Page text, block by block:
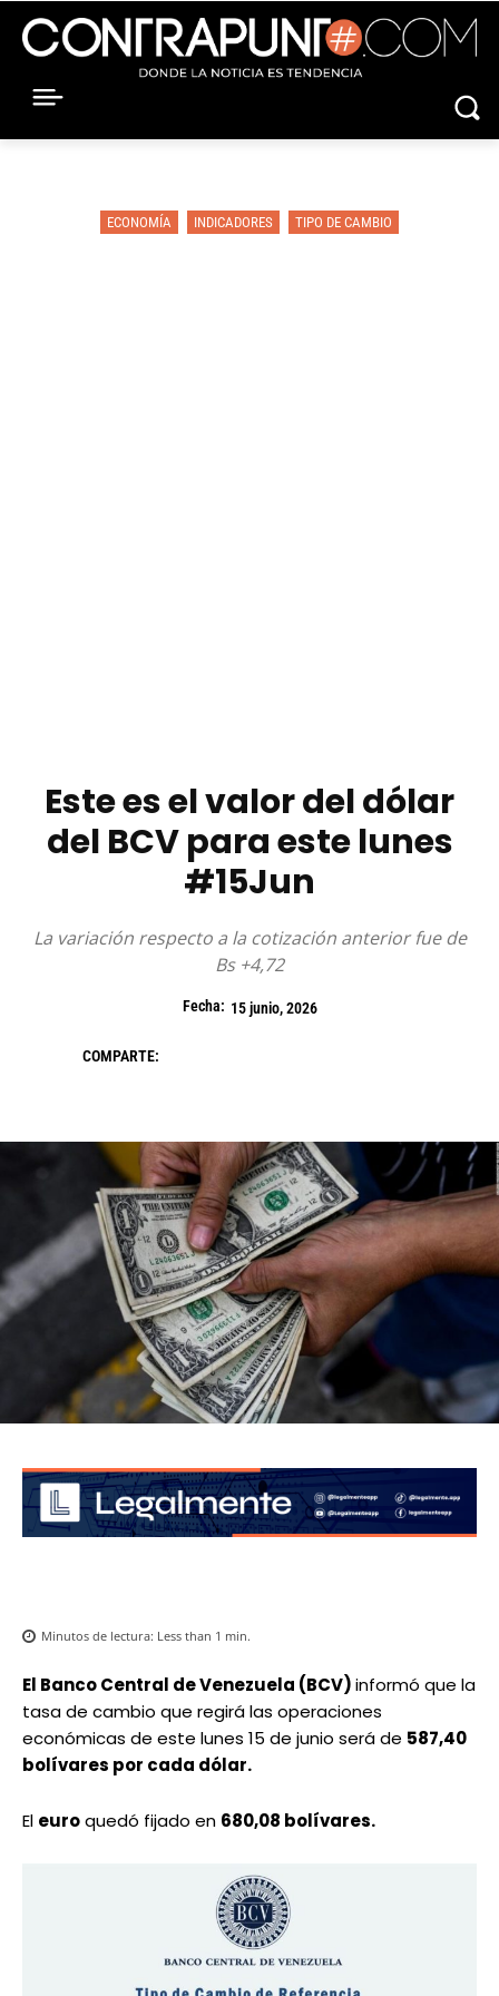
ECONOMÍA INDICADORES TIPO DE CAMBIO
Este es el valor del dólar
del BCV para este lunes
#15Jun
La variación respecto a la cotización anterior fue de
Bs +4,72
Fecha: 15 junio, 2026
COMPARTE:
Minutos de lectura: Less than 1 min.
El Banco Central de Venezuela (BCV)informó que la
tasa de cambio que regirá las operaciones
económicas de este lunes 15 de junio será de 587,40
bolívares por cada dólar.
El euroquedó fijado en 680,08 bolívares.